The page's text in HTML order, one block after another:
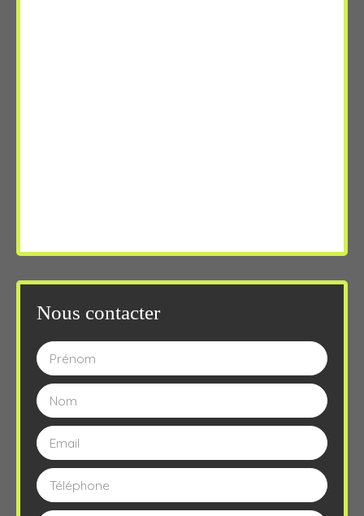
Nous contacter
Prénom
Nom
Email
Téléphone